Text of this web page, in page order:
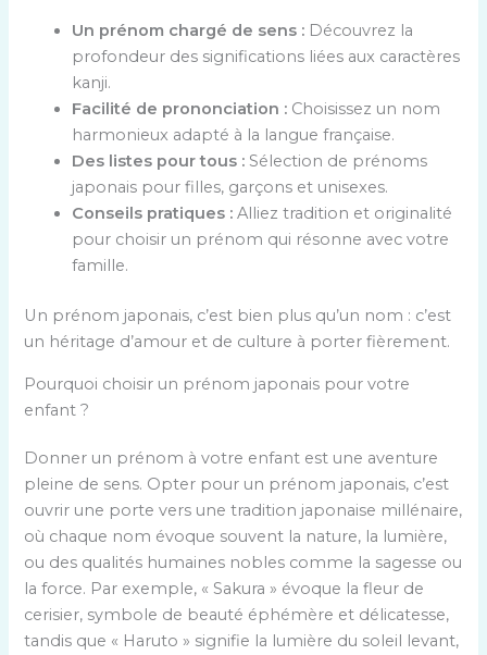
Un prénom chargé de sens : Découvrez la
profondeur des significations liées aux caractères
kanji.
Facilité de prononciation : Choisissez un nom
harmonieux adapté à la langue française.
Des listes pour tous : Sélection de prénoms
japonais pour filles, garçons et unisexes.
Conseils pratiques : Alliez tradition et originalité
pour choisir un prénom qui résonne avec votre
famille.
Un prénom japonais, c’est bien plus qu’un nom : c’est
un héritage d’amour et de culture à porter fièrement.
Pourquoi choisir un prénom japonais pour votre
enfant ?
Donner un prénom à votre enfant est une aventure
pleine de sens. Opter pour un prénom japonais, c’est
ouvrir une porte vers une tradition japonaise millénaire,
où chaque nom évoque souvent la nature, la lumière,
ou des qualités humaines nobles comme la sagesse ou
la force. Par exemple, « Sakura » évoque la fleur de
cerisier, symbole de beauté éphémère et délicatesse,
tandis que « Haruto » signifie la lumière du soleil levant,